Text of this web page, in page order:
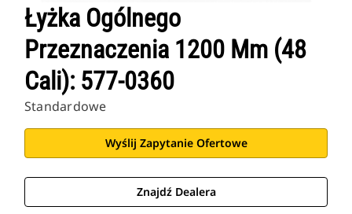
Łyżka Ogólnego
Przeznaczenia 1200 Mm (48
Cali): 577-0360
Standardowe
Wyślij Zapytanie Ofertowe
Znajdź Dealera